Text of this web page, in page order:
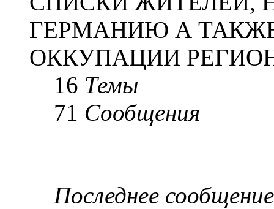
ГЕРМАНИЮ А
ОККУПАЦИИ
16 Темы
71 Сообщения
Последнее сообщение